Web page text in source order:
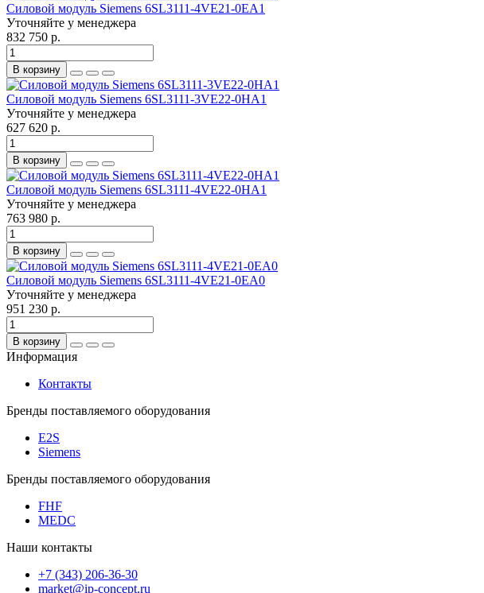
Силовой модуль Siemens 6SL3111-4VE21-0EA1
Уточняйте у менеджера
832 750 р.
В корзину
Силовой модуль Siemens 6SL3111-3VE22-0HA1
Уточняйте у менеджера
627 620 р.
В корзину
Силовой модуль Siemens 6SL3111-4VE22-0HA1
Уточняйте у менеджера
763 980 р.
В корзину
Силовой модуль Siemens 6SL3111-4VE21-0EA0
Уточняйте у менеджера
951 230 р.
В корзину
Информация
Контакты
Бренды поставляемого оборудования
E2S
Siemens
Бренды поставляемого оборудования
FHF
MEDC
Наши контакты
+7 (343) 206-36-30
market@ip-concept.ru